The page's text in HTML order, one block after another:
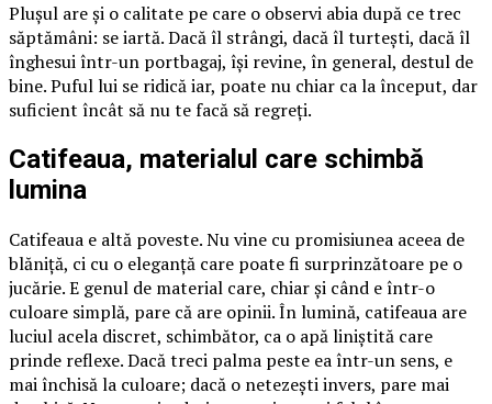
Plușul are și o calitate pe care o observi abia după ce trec
săptămâni: se iartă. Dacă îl strângi, dacă îl turtești, dacă îl
înghesui într-un portbagaj, își revine, în general, destul de
bine. Puful lui se ridică iar, poate nu chiar ca la început, dar
suficient încât să nu te facă să regreți.
Catifeaua, materialul care schimbă
lumina
Catifeaua e altă poveste. Nu vine cu promisiunea aceea de
blăniță, ci cu o eleganță care poate fi surprinzătoare pe o
jucărie. E genul de material care, chiar și când e într-o
culoare simplă, pare că are opinii. În lumină, catifeaua are
luciul acela discret, schimbător, ca o apă liniștită care
prinde reflexe. Dacă treci palma peste ea într-un sens, e
mai închisă la culoare; dacă o netezești invers, pare mai